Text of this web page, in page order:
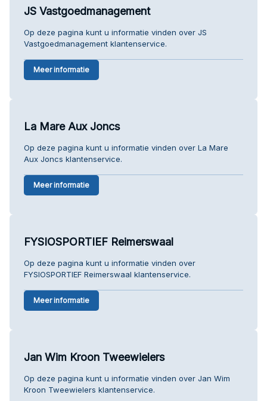
JS Vastgoedmanagement
Op deze pagina kunt u informatie vinden over JS
Vastgoedmanagement klantenservice.
Meer informatie
La Mare Aux Joncs
Op deze pagina kunt u informatie vinden over La Mare
Aux Joncs klantenservice.
Meer informatie
FYSIOSPORTIEF Reimerswaal
Op deze pagina kunt u informatie vinden over
FYSIOSPORTIEF Reimerswaal klantenservice.
Meer informatie
Jan Wim Kroon Tweewielers
Op deze pagina kunt u informatie vinden over Jan Wim
Kroon Tweewielers klantenservice.